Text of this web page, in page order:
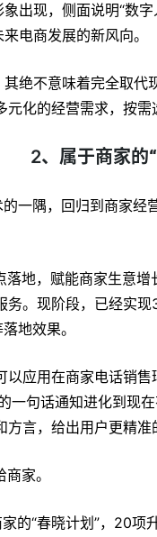
出现，侧面说明“数
电商发展的新风向。
其绝不意味着完全取
化的经营需求，按需
2、 属于商家的
一隅，回归到商家
地，赋能商家生意
务。现阶段，已经实
地效果。
应用在商家电话销
一句话通知进化到现
言，给出用户更精准
家。
的“春晓计划”，20项